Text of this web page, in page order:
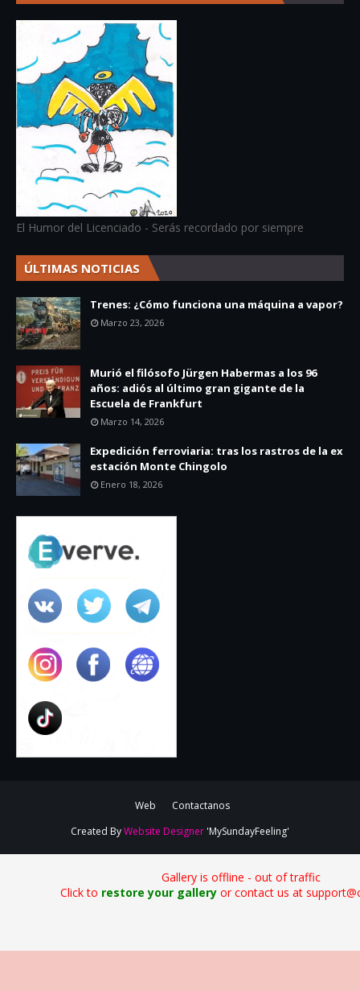
El Humor del Licenciado - Serás recordado por siempre
ÚLTIMAS NOTICIAS
Trenes: ¿Cómo funciona una máquina a vapor?
Marzo 23, 2026
Murió el filósofo Jürgen Habermas a los 96
años: adiós al último gran gigante de la
Escuela de Frankfurt
Marzo 14, 2026
Expedición ferroviaria: tras los rastros de la ex
estación Monte Chingolo
Enero 18, 2026
Web
Contactanos
Created ByWebsite Designer 'MySundayFeeling'
Gallery is offline - out of traffic
Click to restore your galleryor contact us at